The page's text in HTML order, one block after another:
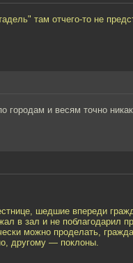
там отчего-то не
и весям точно
шедшие впереди
в зал и не поблагодарил
можно проделать,
другому — поклоны.